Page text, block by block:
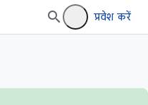
प्रवेश करें